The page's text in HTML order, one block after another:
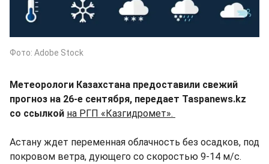
Фото: Adobe Stock
Метеорологи Казахстана предоставили свежий
прогноз на 26-е сентября, передает Taspanews.kz
со ссылкой на РГП «Казгидромет».
Астану ждет переменная облачность без осадков, под
покровом ветра, дующего со скоростью 9-14 м/с.